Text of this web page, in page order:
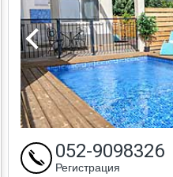
052-9098326
Регистрация